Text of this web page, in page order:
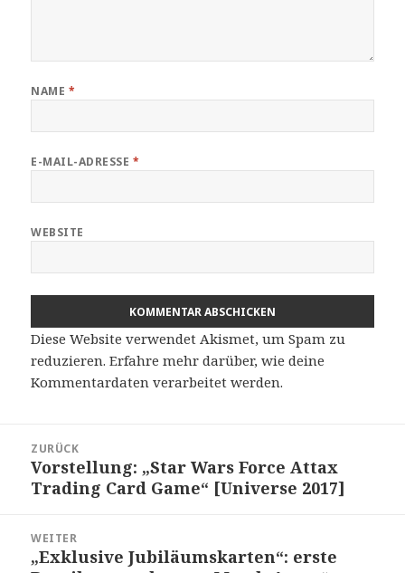
NAME *
E-MAIL-ADRESSE *
WEBSITE
Diese Website verwendet Akismet, um Spam zu
reduzieren.Erfahre mehr darüber, wie deine
Kommentardaten verarbeitet werden.
ZURÜCK
Vorheriger
Beitrag:
Vorstellung: „Star Wars Force Attax
Trading Card Game“ [Universe 2017]
WEITER
Nächster
„Exklusive Jubiläumskarten“: erste